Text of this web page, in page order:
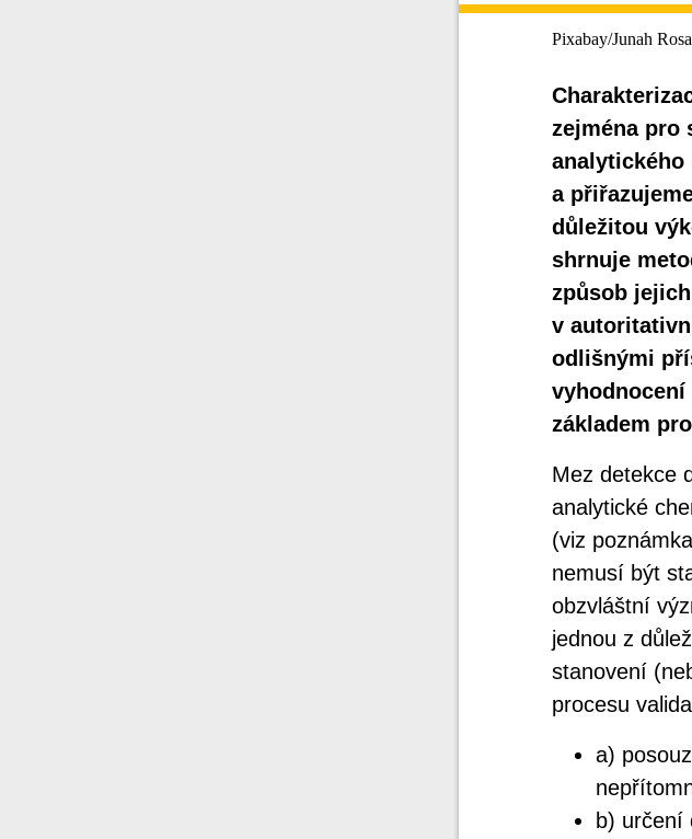
Pixabay/Junah
zejména pro
analytického
a
důležitou
shrnuje
způsob
v
odlišnými
základem
Mez detekce
analytické
(viz
nemusí být
obzvláštní
jednou z
stanovení
procesu
a)
b) určení